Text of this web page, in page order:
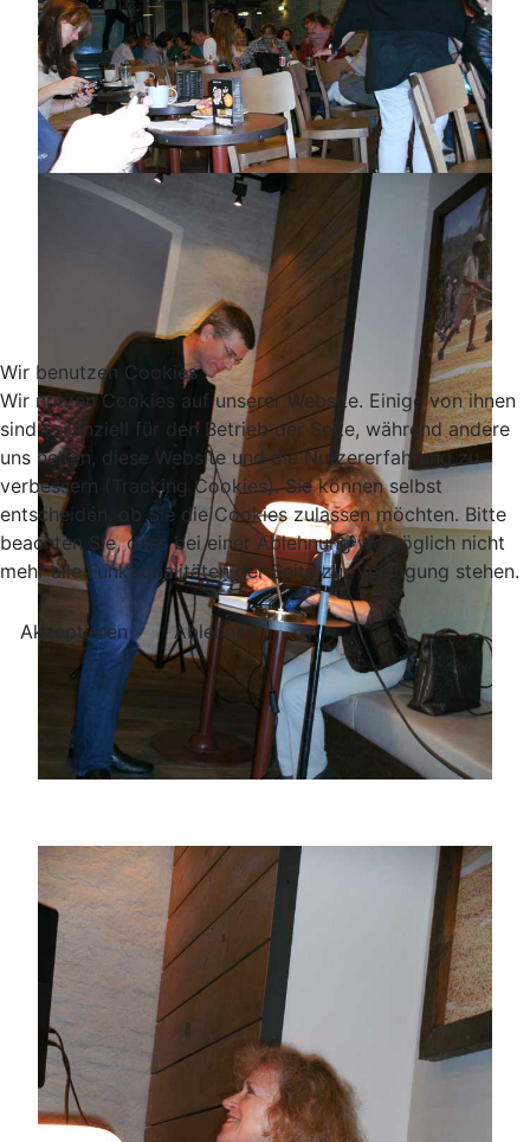
Wir benutzen Cookies
Wir nutzen Cookies auf unserer Website. Einige von ihnen
sind essenziell für den Betrieb der Seite, während andere
uns helfen, diese Website und die Nutzererfahrung zu
verbessern (Tracking Cookies). Sie können selbst
entscheiden, ob Sie die Cookies zulassen möchten. Bitte
beachten Sie, dass bei einer Ablehnung womöglich nicht
mehr alle Funktionalitäten der Seite zur Verfügung stehen.
Akzeptieren Ablehnen